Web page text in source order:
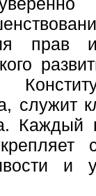
прав
служит
Каждый
и